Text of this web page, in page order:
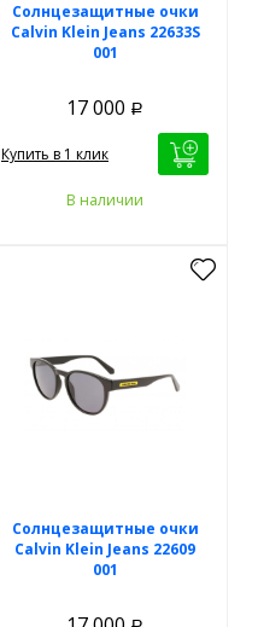
Солнцезащитные очки
Calvin Klein Jeans 22633S
001
17 000 Р
Купить в 1 клик
В наличии
Солнцезащитные очки
Calvin Klein Jeans 22609
001